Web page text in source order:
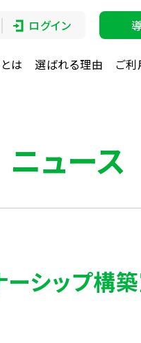
ログイン
は 選ばれる理由 ご
ニュース
シップ構築